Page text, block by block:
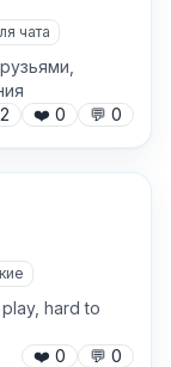
чата
❤️ 0 💬 0
hard to
❤️ 0 💬 0